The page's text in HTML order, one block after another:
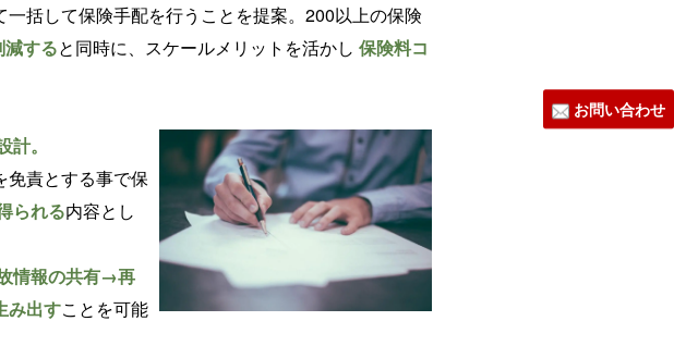
括して保険手配を行うことを提案。200以上の保険
すると同時に、スケールメリットを活かし 保険料コ
。
免責とする事で保
られる内容とし
情報の共有→再
み出すことを可能
お問い合わせ